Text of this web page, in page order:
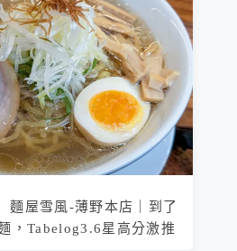
麵屋雪風-薄野本店｜到了
，Tabelog3.6星高分激推